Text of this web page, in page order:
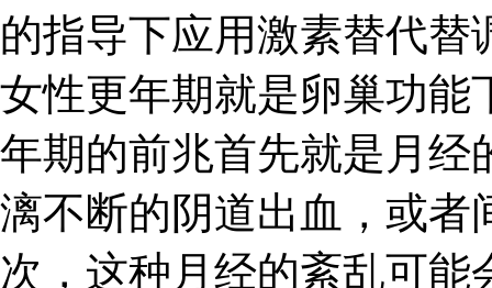
的指导下应用激素替代
女性更年期就是卵巢功能
年期的前兆首先就是月经
漓不断的阴道出血，或者
次，这种月经的紊乱可